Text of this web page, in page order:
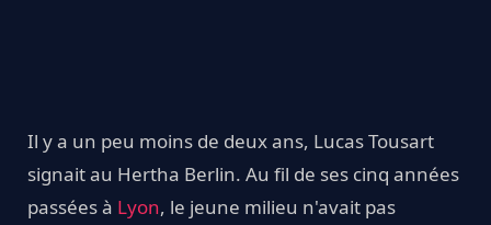
Il y a un peu moins de deux ans, Lucas Tousart
signait au Hertha Berlin. Au fil de ses cinq années
passées à Lyon, le jeune milieu n'avait pas